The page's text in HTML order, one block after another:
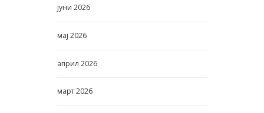
јуни 2026
мај 2026
април 2026
март2026